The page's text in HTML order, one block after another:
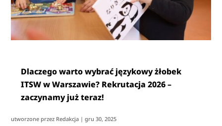
Dlaczego warto wybrać językowy żłobek
ITSW w Warszawie? Rekrutacja 2026 –
zaczynamy już teraz!
utworzone przez Redakcja |gru 30, 2025